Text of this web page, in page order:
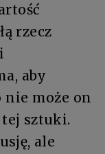
rzecz
aby
nie może on
sztuki.
ale